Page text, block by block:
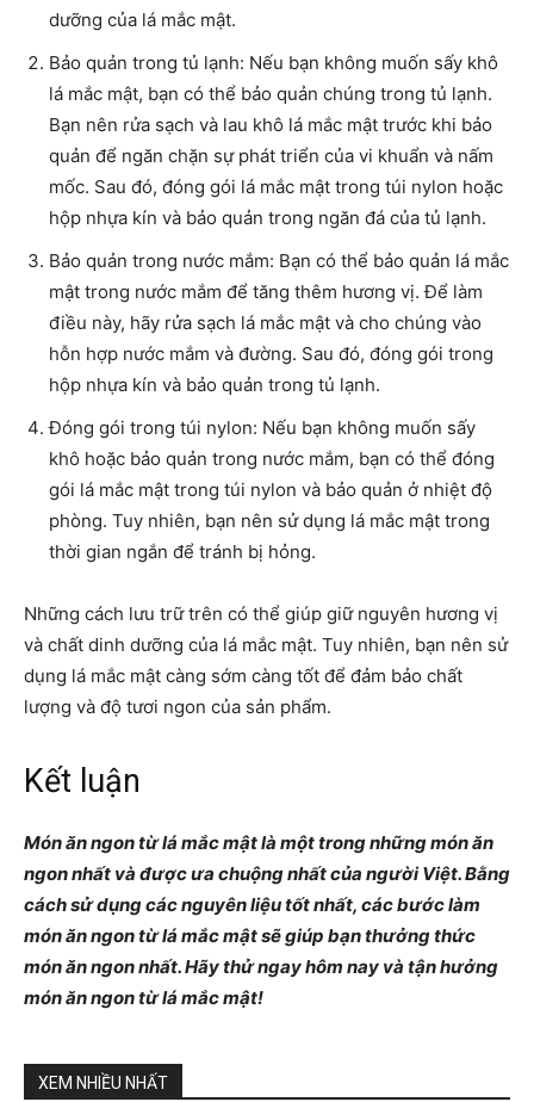
dưỡng của lá mắc mật.
Bảo quản trong tủ lạnh: Nếu bạn không muốn sấy khô
lá mắc mật, bạn có thể bảo quản chúng trong tủ lạnh.
Bạn nên rửa sạch và lau khô lá mắc mật trước khi bảo
quản để ngăn chặn sự phát triển của vi khuẩn và nấm
mốc. Sau đó, đóng gói lá mắc mật trong túi nylon hoặc
hộp nhựa kín và bảo quản trong ngăn đá của tủ lạnh.
Bảo quản trong nước mắm: Bạn có thể bảo quản lá mắc
mật trong nước mắm để tăng thêm hương vị. Để làm
điều này, hãy rửa sạch lá mắc mật và cho chúng vào
hỗn hợp nước mắm và đường. Sau đó, đóng gói trong
hộp nhựa kín và bảo quản trong tủ lạnh.
Đóng gói trong túi nylon: Nếu bạn không muốn sấy
khô hoặc bảo quản trong nước mắm, bạn có thể đóng
gói lá mắc mật trong túi nylon và bảo quản ở nhiệt độ
phòng. Tuy nhiên, bạn nên sử dụng lá mắc mật trong
thời gian ngắn để tránh bị hỏng.
Những cách lưu trữ trên có thể giúp giữ nguyên hương vị
và chất dinh dưỡng của lá mắc mật. Tuy nhiên, bạn nên sử
dụng lá mắc mật càng sớm càng tốt để đảm bảo chất
lượng và độ tươi ngon của sản phẩm.
Kết luận
Món ăn ngon từ lá mắc mật là một trong những món ăn
ngon nhất và được ưa chuộng nhất của người Việt. Bằng
cách sử dụng các nguyên liệu tốt nhất, các bước làm
món ăn ngon từ lá mắc mật sẽ giúp bạn thưởng thức
món ăn ngon nhất. Hãy thử ngay hôm nay và tận hưởng
món ăn ngon từ lá mắc mật!
XEM NHIỀU NHẤT